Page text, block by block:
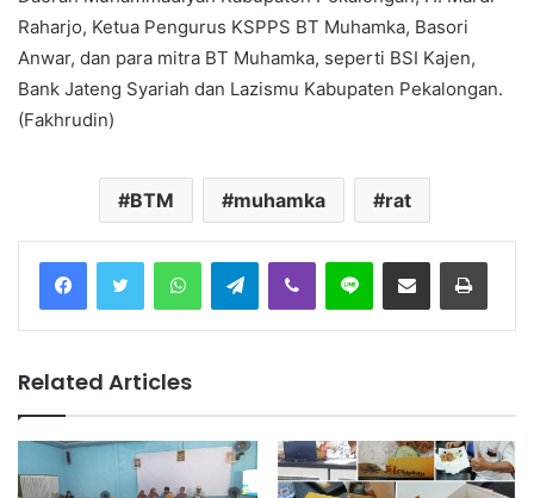
Raharjo, Ketua Pengurus KSPPS BT Muhamka, Basori
Anwar, dan para mitra BT Muhamka, seperti BSI Kajen,
Bank Jateng Syariah dan Lazismu Kabupaten Pekalongan.
(Fakhrudin)
BTM muhamka rat
Telegram
Related Articles